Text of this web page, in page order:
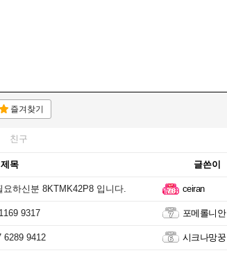
즐겨찾기
친구
제목 글쓴이
하신분 8KTMK42P8 입니다. ceiran
9317 포메롤니안
6289 9412 시크나망꿍